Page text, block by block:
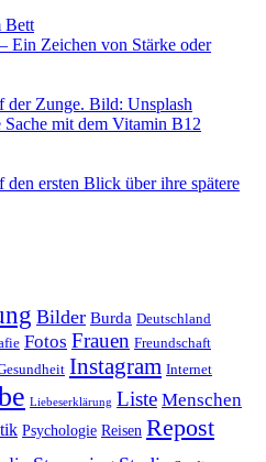
Ein Zeichen von Stärke oder
Sache mit dem Vitamin B12
ersten Blick über ihre spätere
Bilder Burda Deutschland
Fotos Frauen Freundschaft
Instagram Internet
Liebeserklärung Liste Menschen
Psychologie Reisen Repost